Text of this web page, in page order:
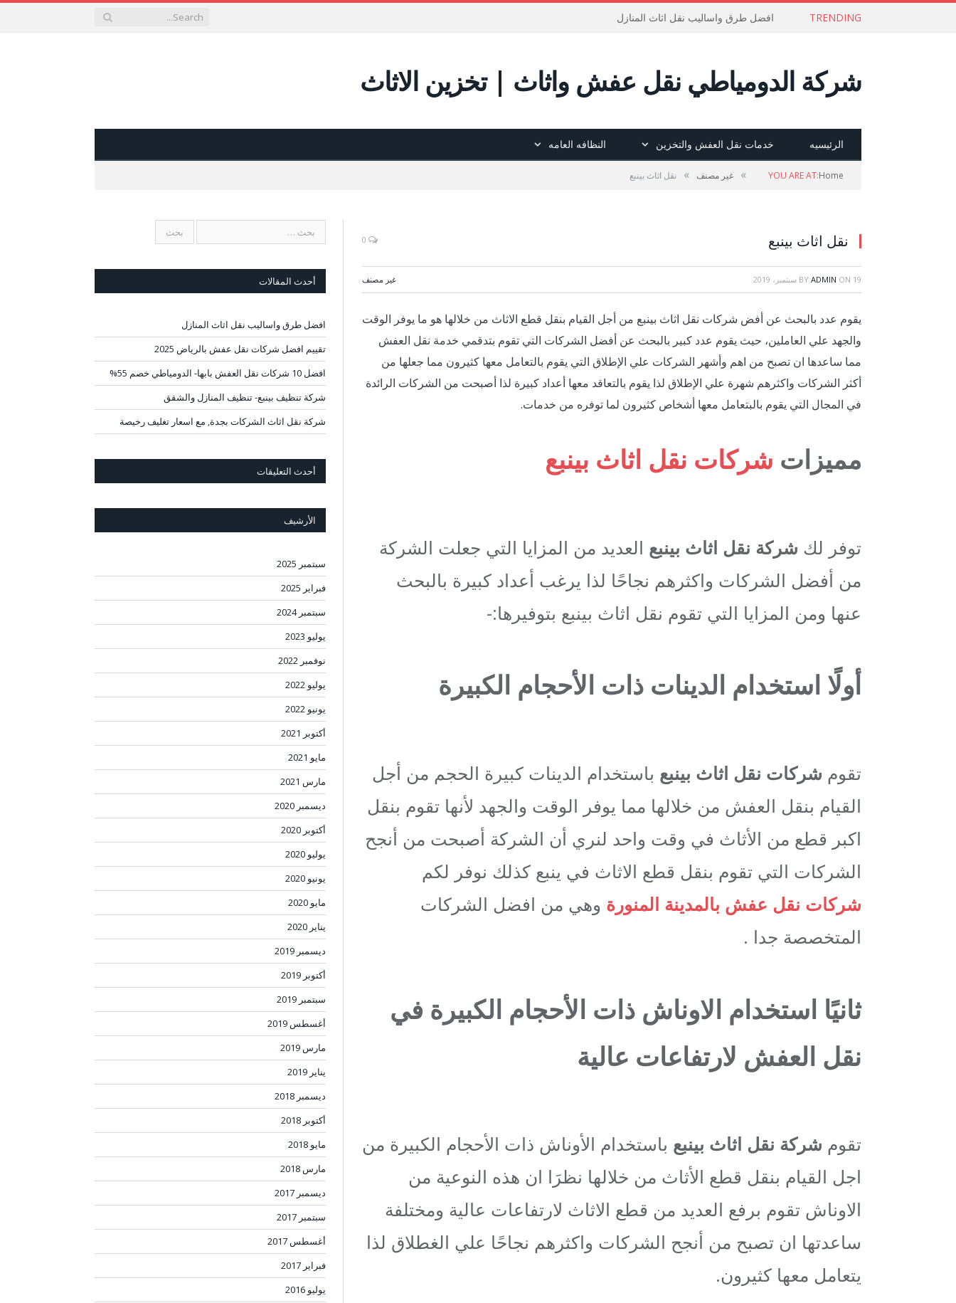
TRENDING افضل طرق واساليب نقل اثاث المنازل
شركة الدومياطي نقل عفش واثاث | تخزين الاثاث
الرئيسيه خدمات نقل العفش والتخزين النظافه العامه
YOU ARE AT:Home
» غير مصنف » نقل اثاث بينبع
نقل اثاث بينبع
BY ADMIN ON 19 سبتمبر، 2019 غير مصنف
يقوم عدد بالبحث عن أفض شركات نقل اثاث بينبع من أجل القيام بنقل قطع الاثاث من خلالها هو ما يوفر الوقت
والجهد علي العاملين، حيث يقوم عدد كبير بالبحث عن أفضل الشركات التي تقوم بتدقمي خدمة نقل العفش
مما ساعدها ان تصبح من اهم وأشهر الشركات علي الإطلاق التي يقوم بالتعامل معها كثيرون مما جعلها من
أكثر الشركات واكثرهم شهرة علي الإطلاق لذا يقوم بالتعاقد معها أعداد كبيرة لذا أصبحت من الشركات الرائدة
في المجال التي يقوم بالبتعامل معها أشخاص كثيرون لما توفره من خدمات.
مميزات شركات نقل اثاث بينبع
توفر لك شركة نقل اثاث بينبع العديد من المزايا التي جعلت الشركة
من أفضل الشركات واكثرهم نجاحًا لذا يرغب أعداد كبيرة بالبحث
عنها ومن المزايا التي تقوم نقل اثاث بينبع بتوفيرها:-
أولًا استخدام الدينات ذات الأحجام الكبيرة
تقوم شركات نقل اثاث بينبع باستخدام الدينات كبيرة الحجم من أجل
القيام بنقل العفش من خلالها مما يوفر الوقت والجهد لأنها تقوم بنقل
اكبر قطع من الأثاث في وقت واحد لنري أن الشركة أصبحت من أنجح
الشركات التي تقوم بنقل قطع الاثاث في ينبع كذلك نوفر لكم
شركات نقل عفش بالمدينة المنورة وهي من افضل الشركات
المتخصصة جدا .
ثانيًا استخدام الاوناش ذات الأحجام الكبيرة في
نقل العفش لارتفاعات عالية
تقوم شركة نقل اثاث بينبع باستخدام الأوناش ذات الأحجام الكبيرة من
اجل القيام بنقل قطع الأثاث من خلالها نظرَا ان هذه النوعية من
الاوناش تقوم برفع العديد من قطع الاثاث لارتفاعات عالية ومختلفة
ساعدتها ان تصبح من أنجح الشركات واكثرهم نجاحًا علي الغطلاق لذا
يتعامل معها كثيرون.
أحدث المقالات
افضل طرق واساليب نقل اثاث المنازل
تقييم افضل شركات نقل عفش بالرياض 2025
افضل 10 شركات نقل العفش بابها- الدومياطي خصم 55%
شركة تنظيف بينبع- تنظيف المنازل والشقق
شركة نقل اثاث الشركات بجدة, مع اسعار تغليف رخيصة
أحدث التعليقات
الأرشيف
سبتمبر 2025
فبراير 2025
سبتمبر 2024
يوليو 2023
نوفمبر 2022
يوليو 2022
يونيو 2022
أكتوبر 2021
مايو 2021
مارس 2021
ديسمبر 2020
أكتوبر 2020
يوليو 2020
يونيو 2020
مايو 2020
يناير 2020
ديسمبر 2019
أكتوبر 2019
سبتمبر 2019
أغسطس 2019
مارس 2019
يناير 2019
ديسمبر 2018
أكتوبر 2018
مايو 2018
مارس 2018
ديسمبر 2017
سبتمبر 2017
أغسطس 2017
فبراير 2017
يوليو 2016